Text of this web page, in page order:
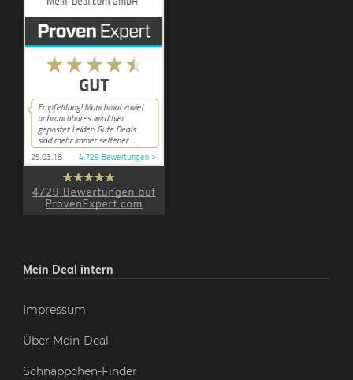
Mein Deal intern
Impressum
Über Mein-Deal
Schnäppchen-Finder